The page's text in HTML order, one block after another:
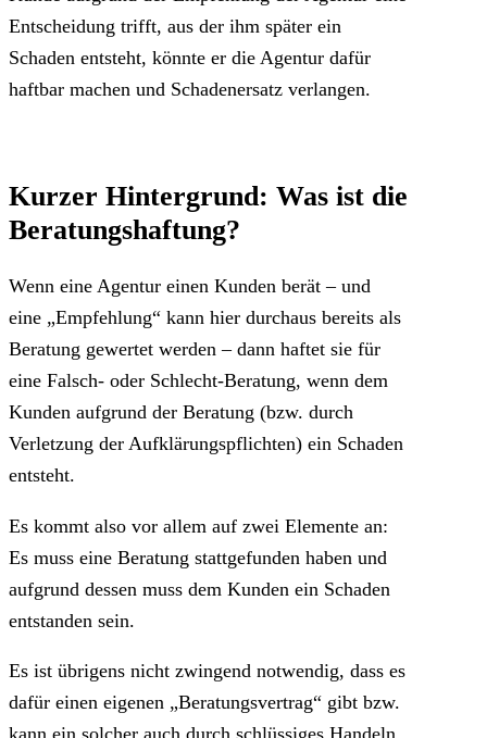
Entscheidung trifft, aus der ihm später ein
Schaden entsteht, könnte er die Agentur dafür
haftbar machen und Schadenersatz verlangen.
Kurzer Hintergrund: Was ist die
Beratungshaftung?
Wenn eine Agentur einen Kunden berät – und
eine „Empfehlung“ kann hier durchaus bereits als
Beratung gewertet werden – dann haftet sie für
eine Falsch- oder Schlecht-Beratung, wenn dem
Kunden aufgrund der Beratung (bzw. durch
Verletzung der Aufklärungspflichten) ein Schaden
entsteht.
Es kommt also vor allem auf zwei Elemente an:
Es muss eine Beratung stattgefunden haben und
aufgrund dessen muss dem Kunden ein Schaden
entstanden sein.
Es ist übrigens nicht zwingend notwendig, dass es
dafür einen eigenen „Beratungsvertrag“ gibt bzw.